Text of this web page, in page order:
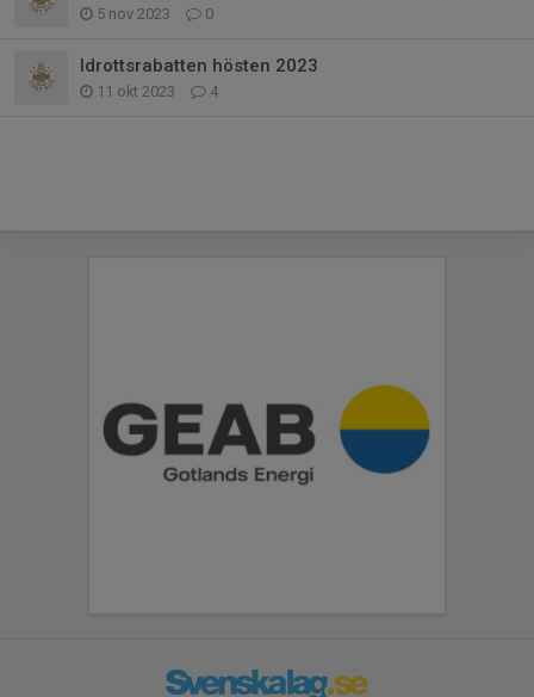
5 nov 2023 0
Idrottsrabatten hösten 2023
11 okt 2023 4